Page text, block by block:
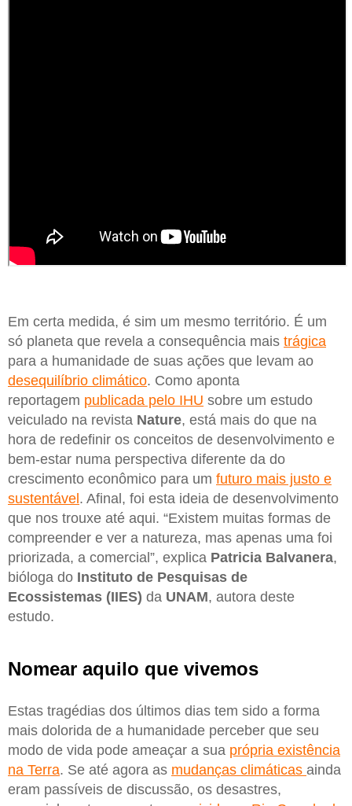
Em certa medida, é sim um mesmo território. É um
só planeta que revela a consequência mais trágica
para a humanidade de suas ações que levam ao
desequilíbrio climático. Como aponta
reportagem publicada pelo IHU sobre um estudo
veiculado na revista Nature, está mais do que na
hora de redefinir os conceitos de desenvolvimento e
bem-estar numa perspectiva diferente da do
crescimento econômico para um futuro mais justo e
sustentável . Afinal, foi esta ideia de desenvolvimento
que nos trouxe até aqui. “Existem muitas formas de
compreender e ver a natureza, mas apenas uma foi
priorizada, a comercial”, explica Patricia Balvanera,
bióloga do Instituto de Pesquisas de
Ecossistemas (IIES) da UNAM, autora deste
estudo.
Nomear aquilo que vivemos
Estas tragédias dos últimos dias tem sido a forma
mais dolorida de a humanidade perceber que seu
modo de vida pode ameaçar a sua própria existência
na Terra. Se até agora as mudanças climáticas ainda
eram passíveis de discussão, os desastres,